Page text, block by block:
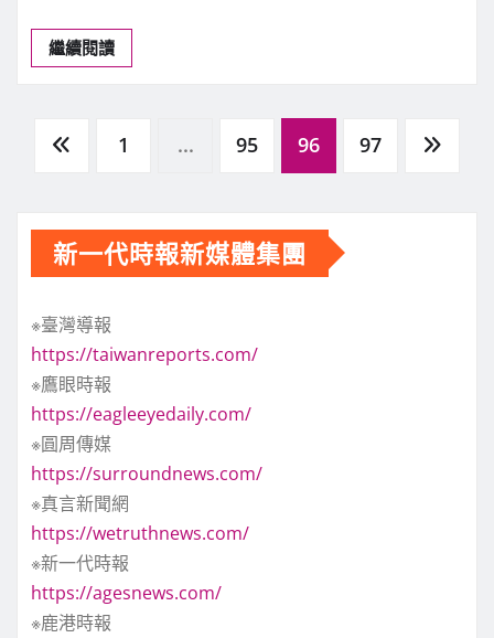
繼續閱讀
章
分
頁
1 ... 95 96 97
新一代時報新媒體集團
※臺灣導報
https://taiwanreports.com/
※鷹眼時報
https://eagleeyedaily.com/
※圓周傳媒
https://surroundnews.com/
※真言新聞網
https://wetruthnews.com/
※新一代時報
https://agesnews.com/
※鹿港時報